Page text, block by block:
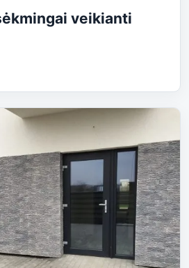
veikianti